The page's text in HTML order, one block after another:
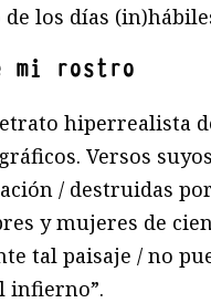
los días
mi rostro
hiperrealista
Versos
/ destruidas
y mujeres de
tal paisaje / no
infierno”.